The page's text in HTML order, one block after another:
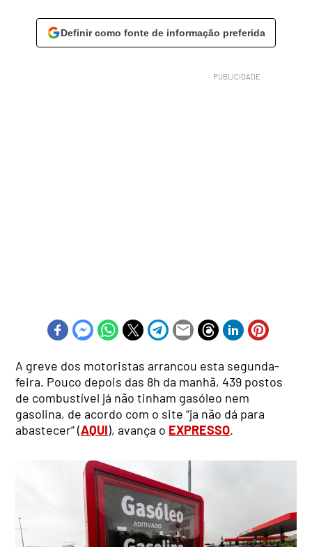
Definir como fonte de informação preferida
A greve dos motoristas arrancou esta segunda-
feira. Pouco depois das 8h da manhã, 439 postos
de combustível já não tinham gasóleo nem
gasolina, de acordo com o site “ja não dá para
abastecer” (AQUI), avança o EXPRESSO.